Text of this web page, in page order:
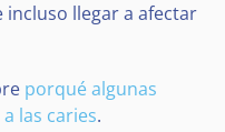
llegar a afectar
porqué algunas
las caries.